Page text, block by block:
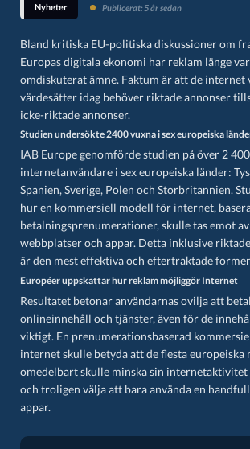
Nyheter Publicerat: 5 år sedan
Bland kritiska EU-politiska diskussioner om
Europas digitala ekonomi har reklam länge
omdiskuterat ämne. Faktum är att de internet
värdesätter idag behöver riktade annonser
icke-riktade annonser.
Studien undersökte 2400 vuxna i sex europeiska
IAB Europe genomförde studien på över 2
internetanvändare i sex europeiska länder:
Spanien, Sverige, Polen och Storbritannien.
hur en kommersiell modell för internet,
betalningsprenumerationer, skulle tas emot
webbplatser och appar. Detta inklusive
är den mest effektiva och eftertraktade
Européer uppskattar hur reklam möjliggör Internet
Resultatet betonar användarnas ovilja att
onlineinnehåll och tjänster, även för de
viktigt. En prenumerationsbaserad
internet skulle betyda att de flesta europeiska
omedelbart skulle minska sin internetaktivitet
och troligen välja att bara använda en
appar.